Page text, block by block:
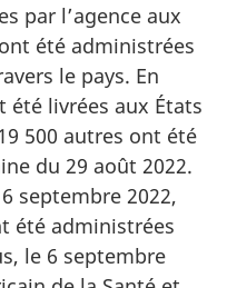
par l’agence aux
ont été administrées
le pays. En
été livrées aux États
500 autres ont été
du 29 août 2022.
septembre 2022,
été administrées
le 6 septembre